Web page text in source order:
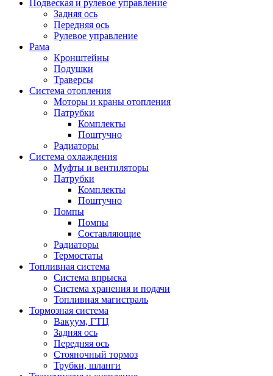
Подвеская и рулевое управление
Задняя ось
Передняя ось
Рулевое управление
Рама
Кронштейны
Подушки
Траверсы
Система отопления
Моторы и краны отопления
Патрубки
Комплекты
Поштучно
Радиаторы
Система охлаждения
Муфты и вентиляторы
Патрубки
Комплекты
Поштучно
Помпы
Помпы
Составляющие
Радиаторы
Термостаты
Топливная система
Система впрыска
Система хранения и подачи
Топливная магистраль
Тормозная система
Вакуум, ГТЦ
Задняя ось
Передняя ось
Стояночный тормоз
Трубки, шланги